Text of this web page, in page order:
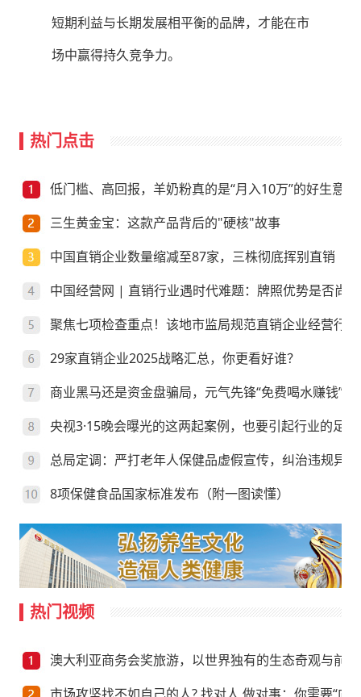
短期利益与长期发展相平衡的品牌，才能在市
场中赢得持久竞争力。
热门点击
低门槛、高回报，羊奶粉真的是“月入10万”的好生意？
三生黄金宝：这款产品背后的"硬核"故事
中国直销企业数量缩减至87家，三株彻底挥别直销
中国经营网 | 直销行业遇时代难题：牌照优势是否尚存
聚焦七项检查重点！该地市监局规范直销企业经营行为
29家直销企业2025战略汇总，你更看好谁？
商业黑马还是资金盘骗局，元气先锋“免费喝水赚钱”靠
央视3·15晚会曝光的这两起案例，也要引起行业的足
总局定调：严打老年人保健品虚假宣传，纠治违规异
8项保健食品国家标准发布（附一图读懂）
热门视频
澳大利亚商务会奖旅游，以世界独有的生态奇观与前